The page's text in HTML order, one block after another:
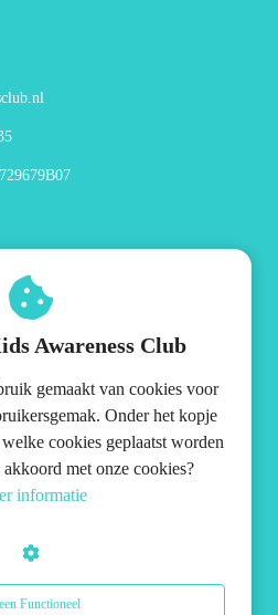
Awareness Club
gemaakt van cookies voor
Onder het kopje
cookies geplaatst worden
met onze cookies?
informatie
Functioneel